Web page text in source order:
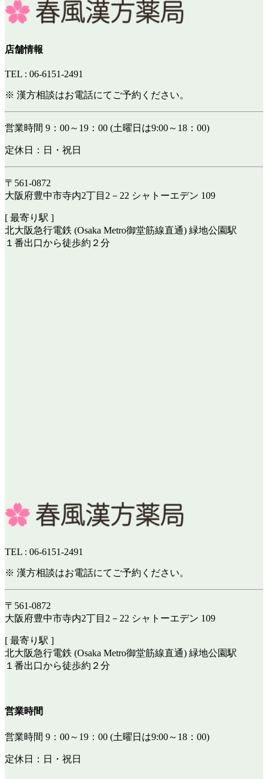
店舗情報
TEL : 06-6151-2491
※ 漢方相談はお電話にてご予約ください。
営業時間 9：00～19：00 (土曜日は9:00～18：00)
定休日：日・祝日
〒561-0872
大阪府豊中市寺内2丁目2－22 シャトーエデン 109
[ 最寄り駅 ]
北大阪急行電鉄 (Osaka Metro御堂筋線直通) 緑地公園駅
１番出口から徒歩約２分
TEL : 06-6151-2491
※ 漢方相談はお電話にてご予約ください。
〒561-0872
大阪府豊中市寺内2丁目2－22 シャトーエデン 109
[ 最寄り駅 ]
北大阪急行電鉄 (Osaka Metro御堂筋線直通) 緑地公園駅
１番出口から徒歩約２分
営業時間
営業時間 9：00～19：00 (土曜日は9:00～18：00)
定休日：日・祝日